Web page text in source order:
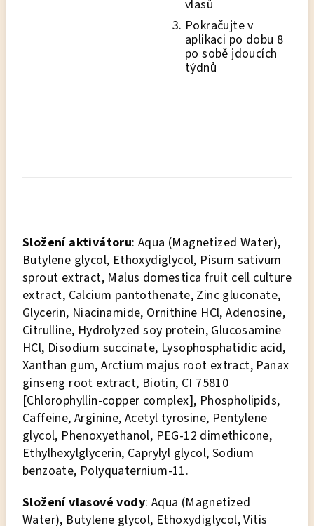
vlasů
Pokračujte v
aplikaci po dobu 8
po sobě jdoucích
týdnů
Složení aktivátoru: Aqua (Magnetized Water),
Butylene glycol, Ethoxydiglycol, Pisum sativum
sprout extract, Malus domestica fruit cell culture
extract, Calcium pantothenate, Zinc gluconate,
Glycerin, Niacinamide, Ornithine HCl, Adenosine,
Citrulline, Hydrolyzed soy protein, Glucosamine
HCl, Disodium succinate, Lysophosphatidic acid,
Xanthan gum, Arctium majus root extract, Panax
ginseng root extract, Biotin, CI 75810
[Chlorophyllin-copper complex], Phospholipids,
Caffeine, Arginine, Acetyl tyrosine, Pentylene
glycol, Phenoxyethanol, PEG-12 dimethicone,
Ethylhexylglycerin, Caprylyl glycol, Sodium
benzoate, Polyquaternium-11.
Složení vlasové vody: Aqua (Magnetized
Water), Butylene glycol, Ethoxydiglycol, Vitis